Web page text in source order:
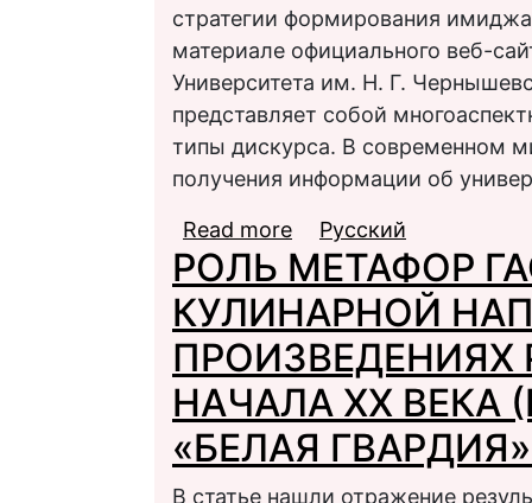
стратегии формирования
материале официального веб-
Университета им. Н. Г.
представляет собой
типы дискурса. В современном
получения информации об
Read more about Лексико-
формирования
Русский
РОЛЬ МЕТАФОР
КУЛИНАРНОЙ
ПРОИЗВЕДЕНИЯХ
НАЧАЛА ХХ ВЕКА
«БЕЛАЯ
В статье нашли отражение